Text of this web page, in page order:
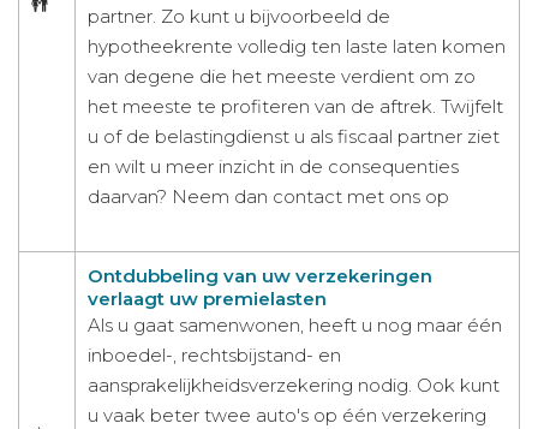
partner. Zo kunt u bijvoorbeeld de
hypotheekrente volledig ten laste laten komen
van degene die het meeste verdient om zo
het meeste te profiteren van de aftrek. Twijfelt
u of de belastingdienst u als fiscaal partner ziet
en wilt u meer inzicht in de consequenties
daarvan? Neem dan contact met ons op
Ontdubbeling van uw verzekeringen
verlaagt uw premielasten
Als u gaat samenwonen, heeft u nog maar één
inboedel-, rechtsbijstand- en
aansprakelijkheidsverzekering nodig. Ook kunt
u vaak beter twee auto's op één verzekering